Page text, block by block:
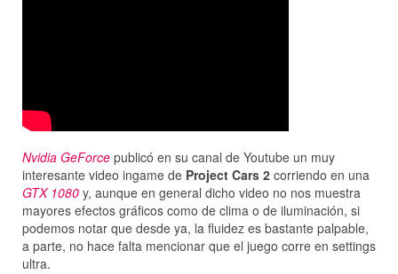
Nvidia GeForce publicó en su canal de Youtube un muy
interesante video ingame de Project Cars 2 corriendo en una
GTX 1080 y, aunque en general dicho video no nos muestra
mayores efectos gráficos como de clima o de iluminación, si
podemos notar que desde ya, la fluidez es bastante palpable,
a parte, no hace falta mencionar que el juego corre en settings
ultra.